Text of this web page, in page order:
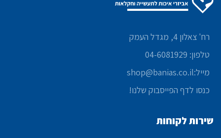
רח' צאלון 4, מגדל העמק
טלפון: 04-6081929
מייל:shop@banias.co.il
כנסו לדף הפייסבוק שלנו!
שירות לקוחות